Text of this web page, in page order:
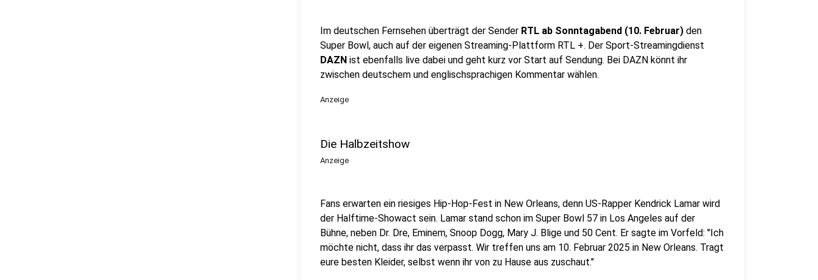
Im deutschen Fernsehen überträgt der Sender RTL ab Sonntagabend (10. Februar) den
Super Bowl, auch auf der eigenen Streaming-Plattform RTL +. Der Sport-Streamingdienst
DAZN ist ebenfalls live dabei und geht kurz vor Start auf Sendung. Bei DAZN könnt ihr
zwischen deutschem und englischsprachigen Kommentar wählen.
Anzeige
Die Halbzeitshow
Anzeige
Fans erwarten ein riesiges Hip-Hop-Fest in New Orleans, denn US-Rapper Kendrick Lamar wird
der Halftime-Showact sein. Lamar stand schon im Super Bowl 57 in Los Angeles auf der
Bühne, neben Dr. Dre, Eminem, Snoop Dogg, Mary J. Blige und 50 Cent. Er sagte im Vorfeld: "Ich
möchte nicht, dass ihr das verpasst. Wir treffen uns am 10. Februar 2025 in New Orleans. Tragt
eure besten Kleider, selbst wenn ihr von zu Hause aus zuschaut."